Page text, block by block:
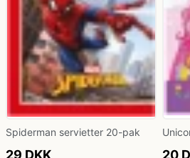
Pirat kostume
Politi kostume, fange kostume og
kostume
Spiderman servietter 20-pak
29 DKK 20